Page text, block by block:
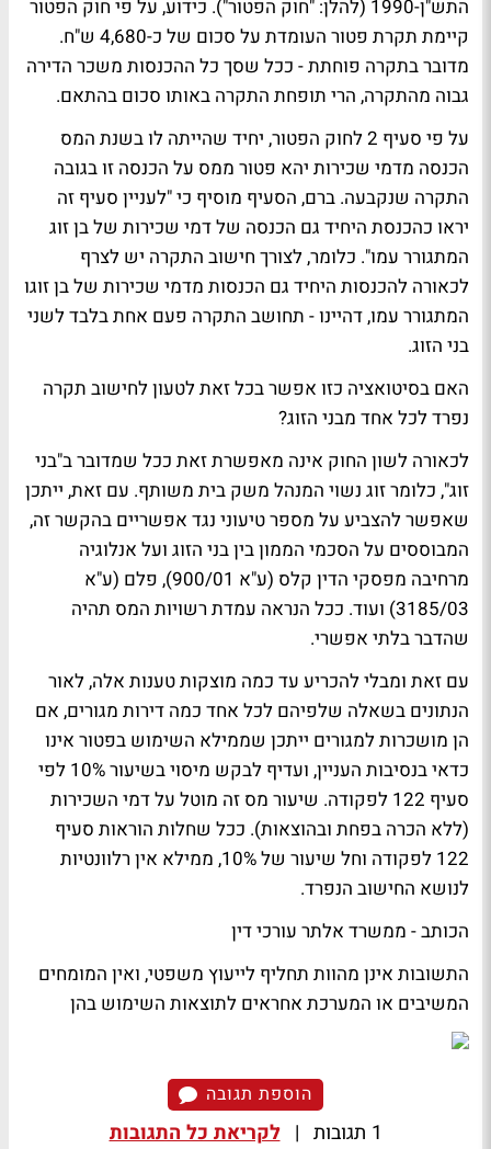
התש"ן-1990 (להלן: "חוק הפטור"). כידוע, על פי חוק הפטור
קיימת תקרת פטור העומדת על סכום של כ-4,680 ש"ח.
מדובר בתקרה פוחתת - ככל שסך כל ההכנסות משכר הדירה
גבוה מהתקרה, הרי תופחת התקרה באותו סכום בהתאם.
על פי סעיף 2 לחוק הפטור, יחיד שהייתה לו בשנת המס
הכנסה מדמי שכירות יהא פטור ממס על הכנסה זו בגובה
התקרה שנקבעה. ברם, הסעיף מוסיף כי "לעניין סעיף זה
יראו כהכנסת היחיד גם הכנסה של דמי שכירות של בן זוג
המתגורר עמו". כלומר, לצורך חישוב התקרה יש לצרף
לכאורה להכנסות היחיד גם הכנסות מדמי שכירות של בן זוגו
המתגורר עמו, דהיינו - תחושב התקרה פעם אחת בלבד לשני
בני הזוג.
האם בסיטואציה כזו אפשר בכל זאת לטעון לחישוב תקרה
נפרד לכל אחד מבני הזוג?
לכאורה לשון החוק אינה מאפשרת זאת ככל שמדובר ב"בני
זוג", כלומר זוג נשוי המנהל משק בית משותף. עם זאת, ייתכן
שאפשר להצביע על מספר טיעוני נגד אפשריים בהקשר זה,
המבוססים על הסכמי הממון בין בני הזוג ועל אנלוגיה
מרחיבה מפסקי הדין קלס (ע"א 900/01), פלם (ע"א
3185/03) ועוד. ככל הנראה עמדת רשויות המס תהיה
שהדבר בלתי אפשרי.
עם זאת ומבלי להכריע עד כמה מוצקות טענות אלה, לאור
הנתונים בשאלה שלפיהם לכל אחד כמה דירות מגורים, אם
הן מושכרות למגורים ייתכן שממילא השימוש בפטור אינו
כדאי בנסיבות העניין, ועדיף לבקש מיסוי בשיעור 10% לפי
סעיף 122 לפקודה. שיעור מס זה מוטל על דמי השכירות
(ללא הכרה בפחת ובהוצאות). ככל שחלות הוראות סעיף
122 לפקודה וחל שיעור של 10%, ממילא אין רלוונטיות
לנושא החישוב הנפרד.
הכותב - ממשרד אלתר עורכי דין
התשובות אינן מהוות תחליף לייעוץ משפטי, ואין המומחים
המשיבים או המערכת אחראים לתוצאות השימוש בהן
הוספת תגובה
1 תגובות | לקריאת כל התגובות